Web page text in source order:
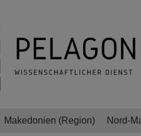
Makedonien (Region) Nord-